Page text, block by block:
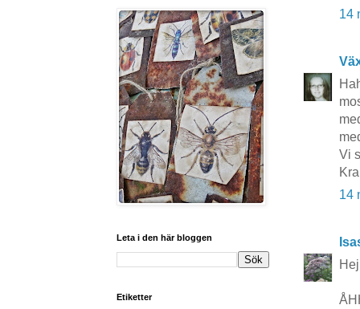
14
Vi
14
Leta i den här bloggen
Etiketter